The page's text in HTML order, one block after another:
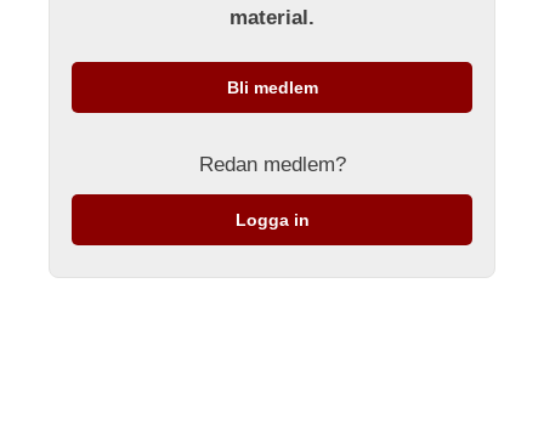
material.
Bli medlem
Redan medlem?
Logga in